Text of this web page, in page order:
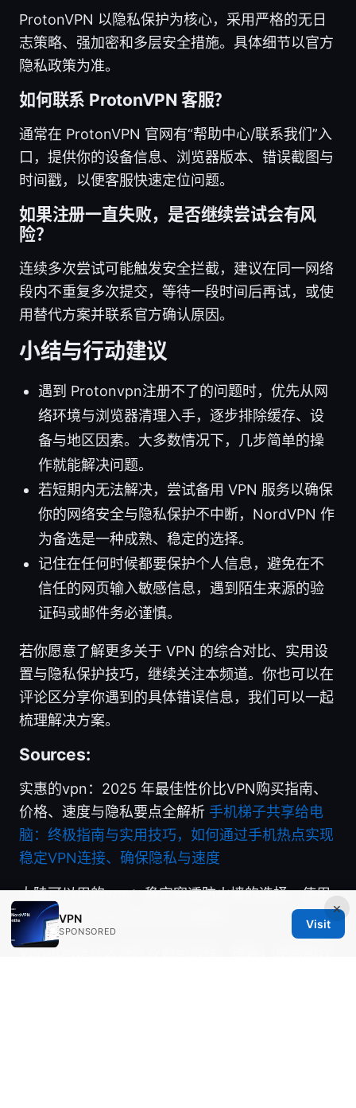
ProtonVPN 以隐私保护为核心，采用严格的无日
志策略、强加密和多层安全措施。具体细节以官方
隐私政策为准。
如何联系 ProtonVPN 客服？
通常在 ProtonVPN 官网有“帮助中心/联系我们”入
口，提供你的设备信息、浏览器版本、错误截图与
时间戳，以便客服快速定位问题。
如果注册一直失败，是否继续尝试会有风
险？
连续多次尝试可能触发安全拦截，建议在同一网络
段内不重复多次提交，等待一段时间后再试，或使
用替代方案并联系官方确认原因。
小结与行动建议
遇到 Protonvpn注册不了的问题时，优先从网
络环境与浏览器清理入手，逐步排除缓存、设
备与地区因素。大多数情况下，几步简单的操
作就能解决问题。
若短期内无法解决，尝试备用 VPN 服务以确保
你的网络安全与隐私保护不中断，NordVPN 作
为备选是一种成熟、稳定的选择。
记住在任何时候都要保护个人信息，避免在不
信任的网页输入敏感信息，遇到陌生来源的验
证码或邮件务必谨慎。
若你愿意了解更多关于 VPN 的综合对比、实用设
置与隐私保护技巧，继续关注本频道。你也可以在
评论区分享你遇到的具体错误信息，我们可以一起
梳理解决方案。
Sources:
实惠的vpn：2025 年最佳性价比VPN购买指南、
价格、速度与隐私要点全解析 手机梯子共享给电
脑：终极指南与实用技巧，如何通过手机热点实现
稳定VPN连接、确保隐私与速度
大陆可以用的vpn：稳定穿透防火墙的选择、使用
与注意事项（含2025-2026更新）
Vpn机场是什么意思及如何选择、搭建、使用和评
×
VPN
SPONSORED
Visit